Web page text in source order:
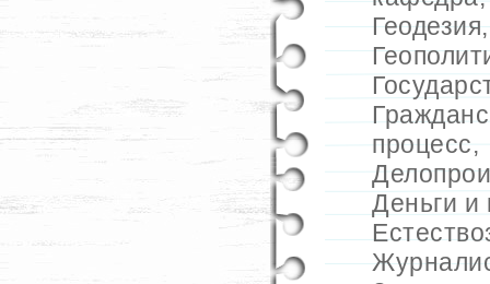
Геодезия
процесс,
Деньги и